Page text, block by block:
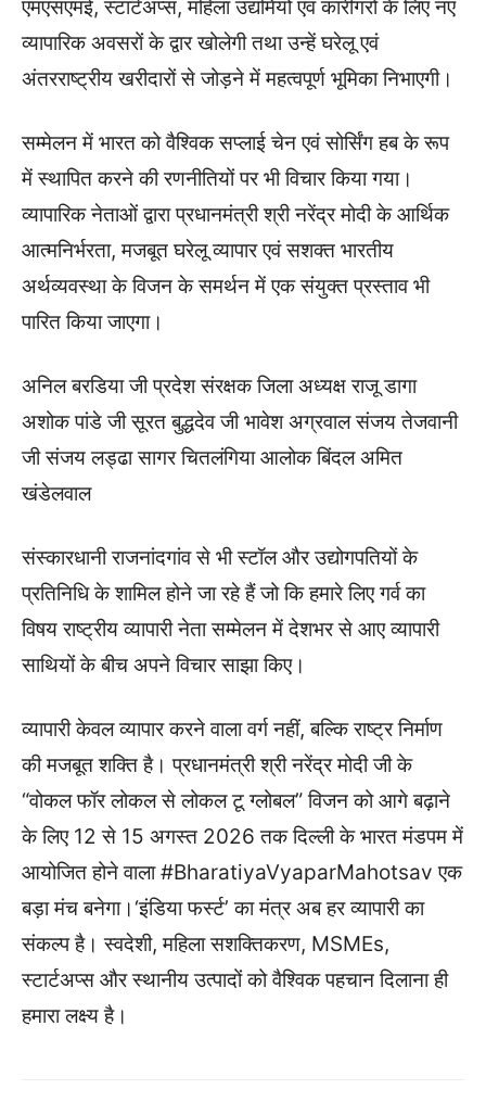
एमएसएमई, स्टार्टअप्स, महिला उद्यमियों एवं कारीगरों के लिए नए
व्यापारिक अवसरों के द्वार खोलेगी तथा उन्हें घरेलू एवं
अंतरराष्ट्रीय खरीदारों से जोड़ने में महत्वपूर्ण भूमिका निभाएगी।
सम्मेलन में भारत को वैश्विक सप्लाई चेन एवं सोर्सिंग हब के रूप
में स्थापित करने की रणनीतियों पर भी विचार किया गया।
व्यापारिक नेताओं द्वारा प्रधानमंत्री श्री नरेंद्र मोदी के आर्थिक
आत्मनिर्भरता, मजबूत घरेलू व्यापार एवं सशक्त भारतीय
अर्थव्यवस्था के विजन के समर्थन में एक संयुक्त प्रस्ताव भी
पारित किया जाएगा।
अनिल बरडिया जी प्रदेश संरक्षक जिला अध्यक्ष राजू डागा
अशोक पांडे जी सूरत बुद्धदेव जी भावेश अग्रवाल संजय तेजवानी
जी संजय लड्ढा सागर चितलंगिया आलोक बिंदल अमित
खंडेलवाल
संस्कारधानी राजनांदगांव से भी स्टॉल और उद्योगपतियों के
प्रतिनिधि के शामिल होने जा रहे हैं जो कि हमारे लिए गर्व का
विषय राष्ट्रीय व्यापारी नेता सम्मेलन में देशभर से आए व्यापारी
साथियों के बीच अपने विचार साझा किए।
व्यापारी केवल व्यापार करने वाला वर्ग नहीं, बल्कि राष्ट्र निर्माण
की मजबूत शक्ति है। प्रधानमंत्री श्री नरेंद्र मोदी जी के
“वोकल फॉर लोकल से लोकल टू ग्लोबल” विजन को आगे बढ़ाने
के लिए 12 से 15 अगस्त 2026 तक दिल्ली के भारत मंडपम में
आयोजित होने वाला #BharatiyaVyaparMahotsav एक
बड़ा मंच बनेगा।‘इंडिया फर्स्ट’ का मंत्र अब हर व्यापारी का
संकल्प है। स्वदेशी, महिला सशक्तिकरण, MSMEs,
स्टार्टअप्स और स्थानीय उत्पादों को वैश्विक पहचान दिलाना ही
हमारा लक्ष्य है।